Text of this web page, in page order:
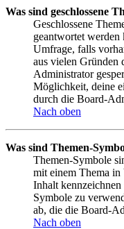
Was sind geschlossene
Geschlossene
geantwortet werden
Umfrage, falls
aus vielen Gründen
Administrator
Möglichkeit, deine
durch die Board-
Nach oben
Was sind Themen-
Themen-Symbole
mit einem Thema in
Inhalt
Symbole zu
ab, die die Board-
Nach oben